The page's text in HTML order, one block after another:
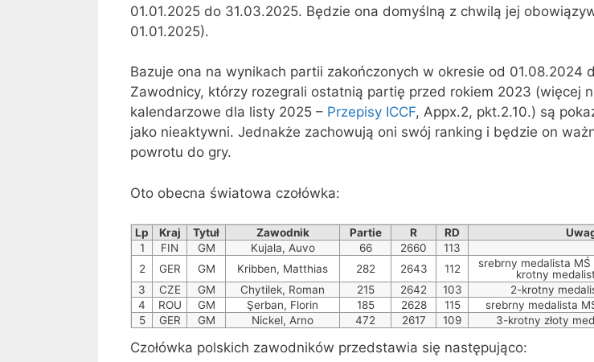
01.01.2025 do 31.03.2025. Będzie ona domyślną z chwilą jej
01.01.2025).
Bazuje ona na wynikach partii zakończonych w okresie od 01.08.2024
Zawodnicy, którzy rozegrali ostatnią partię przed rokiem 2023 (więcej
kalendarzowe dla listy 2025 – Przepisy ICCF, Appx.2, pkt.2.10.) są
jako nieaktywni. Jednakże zachowują oni swój ranking i będzie on
powrotu do gry.
Oto obecna światowa czołówka:
Lp Kraj Tytuł Zawodnik Partie R RD
1
FIN GM Kujala, Auvo 66 2660
113
2
GER GM Kribben, Matthias 282 2643 112
srebrny medalista
krotny
3
CZE GM Chytilek, Roman 215 2642 103
2-krotny
4
ROU GM Şerban, Florin 185 2628 115
srebrny medalista
5
GER GM Nickel, Arno 472 2617 109 3-krotny złoty
Czołówka polskich zawodników przedstawia się następująco: